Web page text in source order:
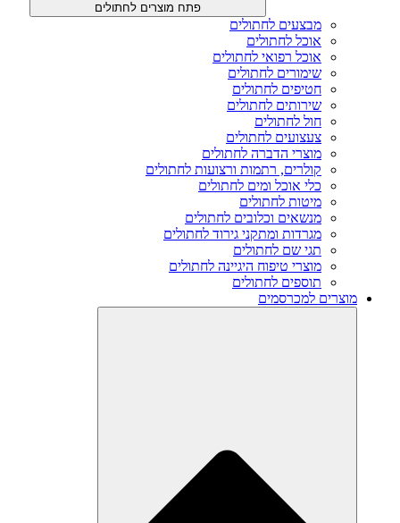
פתח מוצרים לחתולים
מבצעים לחתולים
אוכל לחתולים
אוכל רפואי לחתולים
שימורים לחתולים
חטיפים לחתולים
שירותים לחתולים
חול לחתולים
צעצועים לחתולים
מוצרי הדברה לחתולים
קולרים, רתמות ורצועות לחתולים
כלי אוכל ומים לחתולים
מיטות לחתולים
מנשאים וכלובים לחתולים
מגרדות ומתקני גירוד לחתולים
תגי שם לחתולים
מוצרי טיפוח היגיינה לחתולים
תוספים לחתולים
מוצרים למכרסמים